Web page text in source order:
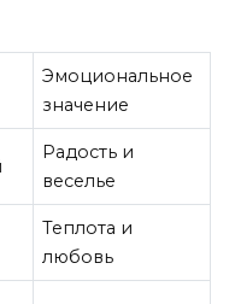
Эмоциональное
значение
Радость и
веселье
Теплота и
любовь